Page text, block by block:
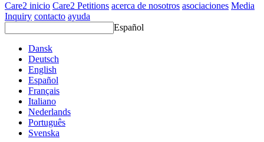
Care2 inicio Care2 Petitions acerca de nosotros asociaciones Media
Inquiry contacto ayuda
Español
Dansk
Deutsch
English
Español
Français
Italiano
Nederlands
Português
Svenska